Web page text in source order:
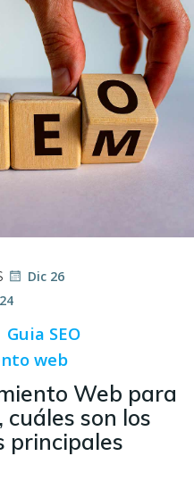
Dic 26
Guia SEO
web
Web para
cuáles son los
principales